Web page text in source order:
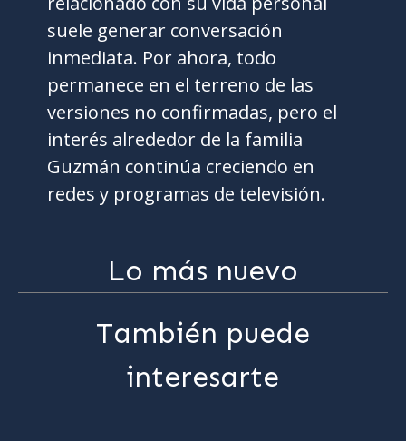
suele generar conversación
inmediata. Por ahora, todo
permanece en el terreno de las
versiones no confirmadas, pero el
interés alrededor de la familia
Guzmán continúa creciendo en
redes y programas de televisión.
Lo más nuevo
También puede
interesarte